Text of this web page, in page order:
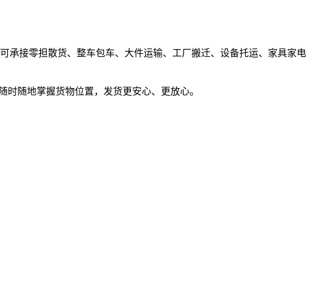
承接零担散货、整车包车、大件运输、工厂搬迁、设备托运、家具家电
随地掌握货物位置，发货更安心、更放心。